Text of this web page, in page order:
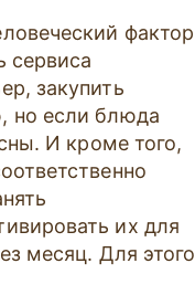
фактор
сервиса
закупить
но если блюда
И кроме того,
их для
месяц. Для этого